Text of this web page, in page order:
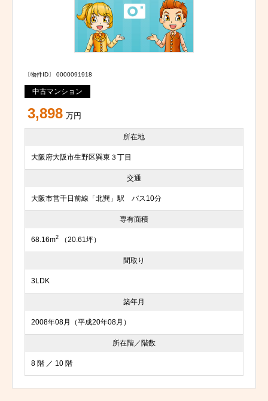
〔物件ID〕 0000091918
中古マンション
3,898 万円
所在地
大阪府大阪市生野区巽東３丁目
交通
大阪市営千日前線「北巽」駅 バス10分
専有面積
68.16m2 （20.61坪）
間取り
3LDK
築年月
2008年08月（平成20年08月）
所在階／階数
8 階 ／ 10 階